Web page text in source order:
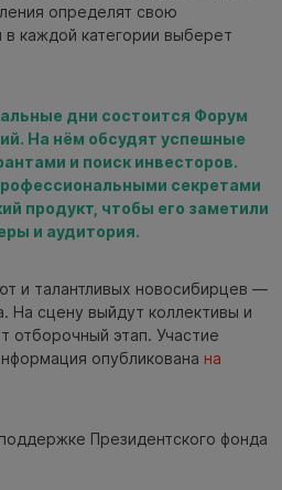
определят свою
каждой категории выберет
дни состоится Форум
На нём обсудят успешные
и поиск инвесторов.
секретами
продукт, чтобы его заметили
и аудитория.
и талантливых новосибирцев —
На сцену выйдут коллективы и
отборочный этап. Участие
опубликована на
Президентского фонда